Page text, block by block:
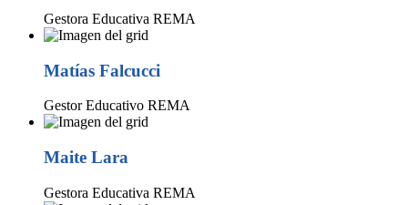
Gestora Educativa REMA
Matías Falcucci
Gestor Educativo REMA
Maite Lara
Gestora Educativa REMA